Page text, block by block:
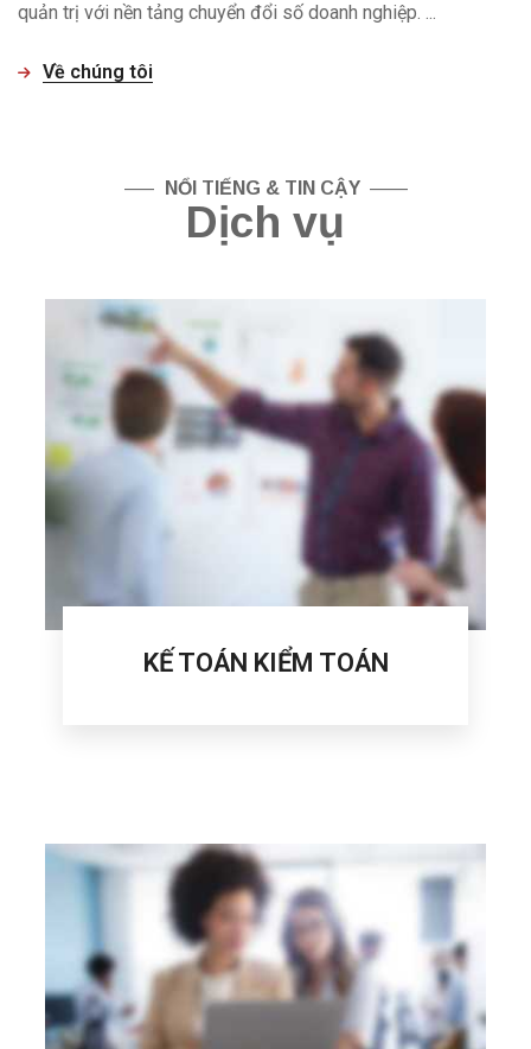
quản trị với nền tảng chuyển đổi số doanh nghiệp. ...
Về chúng tôi
—– NỔI TIẾNG & TIN CẬY——
Dịch vụ
KẾ TOÁN KIỂM TOÁN